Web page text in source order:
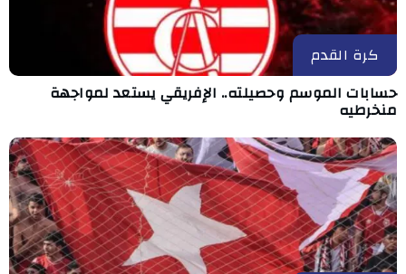
كرة القدم
حسابات الموسم وحصيلته.. الإفريقي يستعد لمواجهة
منخرطيه